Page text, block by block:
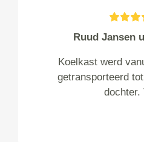
Ruud Jansen
Koelkast werd
getransporteerd
dochter.